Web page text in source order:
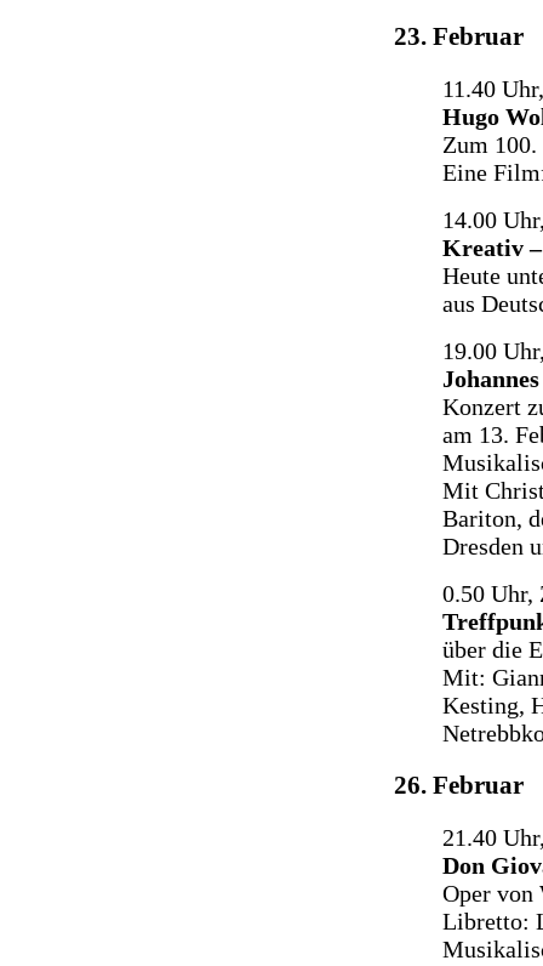
23. Februar
11.40
Hugo
Zum
Eine
14.00
Kreativ
Heute
aus
19.00
Konzert
am 13.
Mit
Bariton,
Dresden
0.50 Uhr,
über die
Mit:
Kesting,
26. Februar
21.40
Don
Oper von
Libretto: